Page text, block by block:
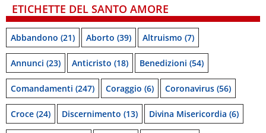
ETICHETTE DEL SANTO AMORE
Abbandono (21) Aborto (39) Altruismo (7)
Annunci (23) Anticristo (18) Benedizioni (54)
Comandamenti (247) Coraggio (6) Coronavirus (56)
Croce (24) Discernimento (13) Divina Misericordia (6)